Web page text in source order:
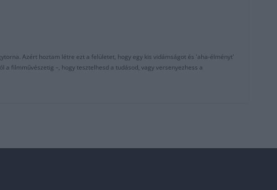
Azért hoztam létre ezt a felületet, hogy egy kis vidámságot és 'aha-élményt'
filmművészetig –, hogy tesztelhesd a tudásod, vagy versenyezhess a